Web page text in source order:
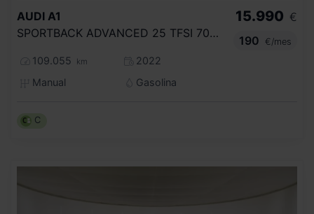
AUDI A1
SPORTBACK ADVANCED 25 TFSI 70KW (95CV)
109.055 km
2022
Manual
Gasolina
15.990 €
190
€/mes
C